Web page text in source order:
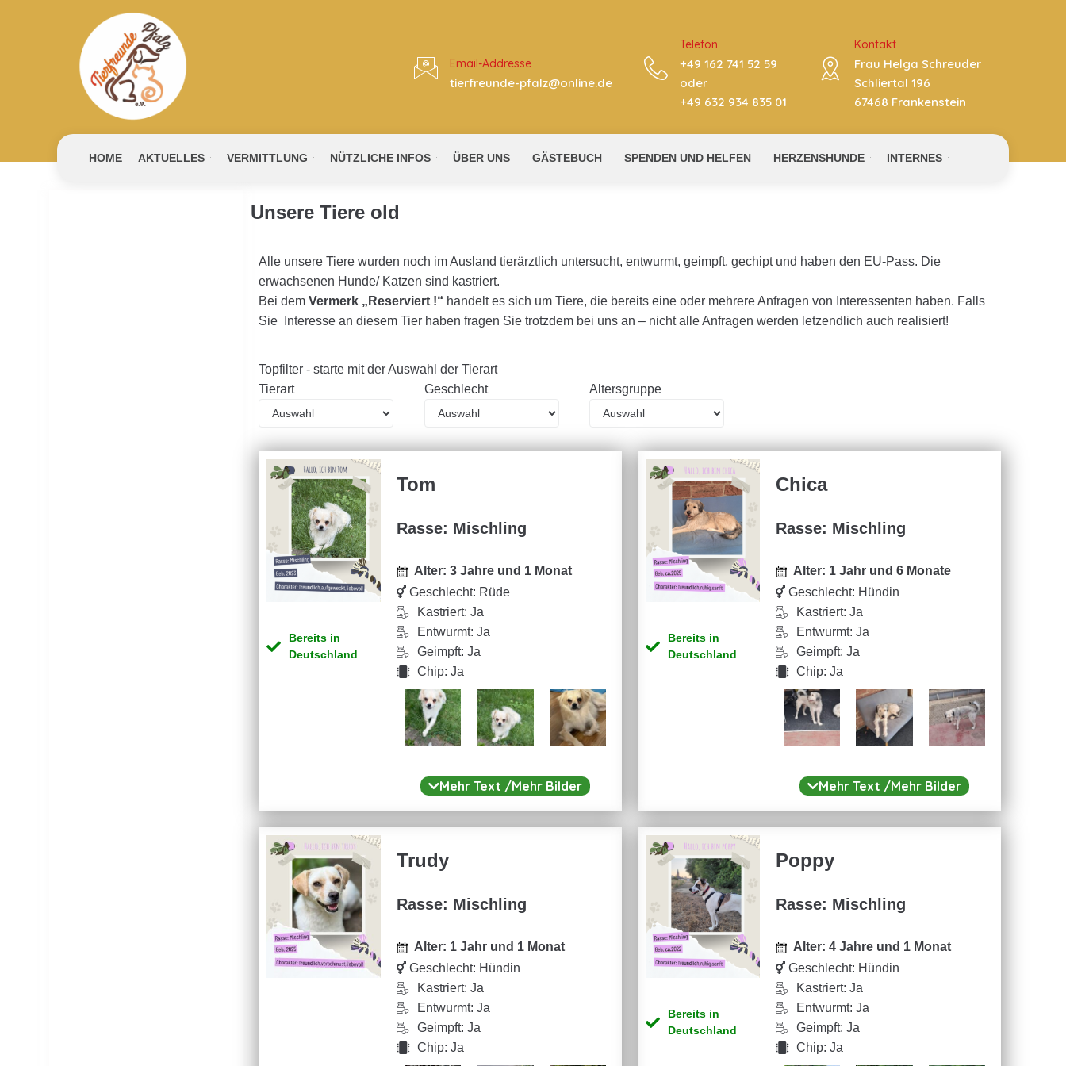
Email-Addresse
tierfreunde-pfalz@online.de​
Telefon
+49 162 741 52 59
oder
+49 632 934 835 01
Kontakt
Frau Helga Schreuder
Schliertal 196
67468 Frankenstein
HOME AKTUELLES VERMITTLUNG NÜTZLICHE INFOS ÜBER UNS GÄSTEBUCH SPENDEN UND HELFEN HERZENSHUNDE INTERNES
Unsere Tiere old
Alle unsere Tiere wurden noch im Ausland tierärztlich untersucht, entwurmt, geimpft, gechipt und haben den EU-Pass. Die
erwachsenen Hunde/ Katzen sind kastriert.
Bei dem Vermerk „Reserviert !“ handelt es sich um Tiere, die bereits eine oder mehrere Anfragen von Interessenten haben. Falls
Sie Interesse an diesem Tier haben fragen Sie trotzdem bei uns an – nicht alle Anfragen werden letzendlich auch realisiert!
Topfilter - starte mit der Auswahl der Tierart
Tierart
Geschlecht Altersgruppe
Bereits in
Deutschland
Tom
Rasse: Mischling
Alter: 3 Jahre und 1 Monat
Geschlecht: Rüde
Kastriert: Ja
Entwurmt: Ja
Geimpft: Ja
Chip: Ja
TOM – 3 Jahre – kastriert, geimpft,
getestet & gechipt – sucht sein
Zuhause
Mehr Text /Mehr Bilder
Bereits in
Deutschland
Chica
Rasse: Mischling
Alter: 1 Jahr und 6 Monate
Geschlecht: Hündin
Kastriert: Ja
Entwurmt: Ja
Geimpft: Ja
Chip: Ja
CHICA – geb. 2025 ca. 60 cm –
Deutschland – sucht ihre Familie
Wahrlich eine Schönheit – unsere
Chica aus Dorohoi.
sanften Blick und ihrem großen
Mehr Text /Mehr Bilder
Trudy
Rasse: Mischling
Alter: 1 Jahr und 1 Monat
Geschlecht: Hündin
Kastriert: Ja
Entwurmt: Ja
Geimpft: Ja
Chip: Ja
Bereits in
Deutschland
Poppy
Rasse: Mischling
Alter: 4 Jahre und 1 Monat
Geschlecht: Hündin
Kastriert: Ja
Entwurmt: Ja
Geimpft: Ja
Chip: Ja